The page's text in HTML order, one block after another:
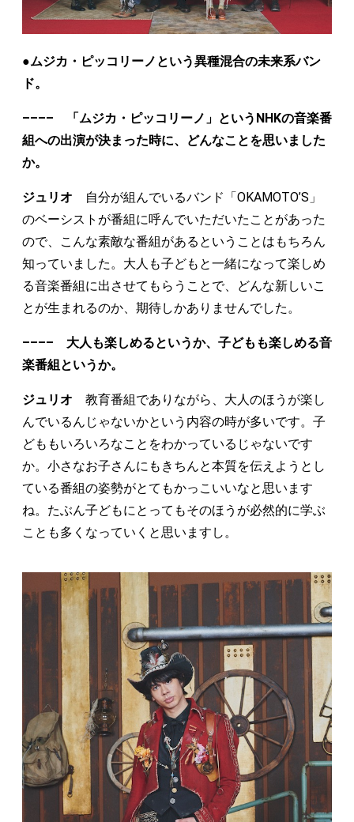
●ムジカ・ピッコリーノという異種混合の未来系バン
ド。
–––– 「ムジカ・ピッコリーノ」というNHKの音楽番
組への出演が決まった時に、どんなことを思いました
か。
ジュリオ 自分が組んでいるバンド「OKAMOTO’S」
のベーシストが番組に呼んでいただいたことがあった
ので、こんな素敵な番組があるということはもちろん
知っていました。大人も子どもと一緒になって楽しめ
る音楽番組に出させてもらうことで、どんな新しいこ
とが生まれるのか、期待しかありませんでした。
–––– 大人も楽しめるというか、子どもも楽しめる音
楽番組というか。
ジュリオ 教育番組でありながら、大人のほうが楽し
んでいるんじゃないかという内容の時が多いです。子
どももいろいろなことをわかっているじゃないです
か。小さなお子さんにもきちんと本質を伝えようとし
ている番組の姿勢がとてもかっこいいなと思います
ね。たぶん子どもにとってもそのほうが必然的に学ぶ
ことも多くなっていくと思いますし。